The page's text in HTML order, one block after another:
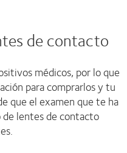
de contacto
médicos, por lo que
para comprarlos y tu
que el examen que te ha
de lentes de contacto